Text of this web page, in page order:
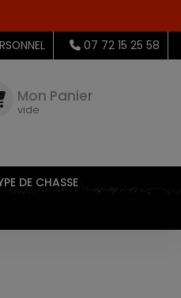
07 72 15 25 58
Mon Panier
vide
DE CHASSE